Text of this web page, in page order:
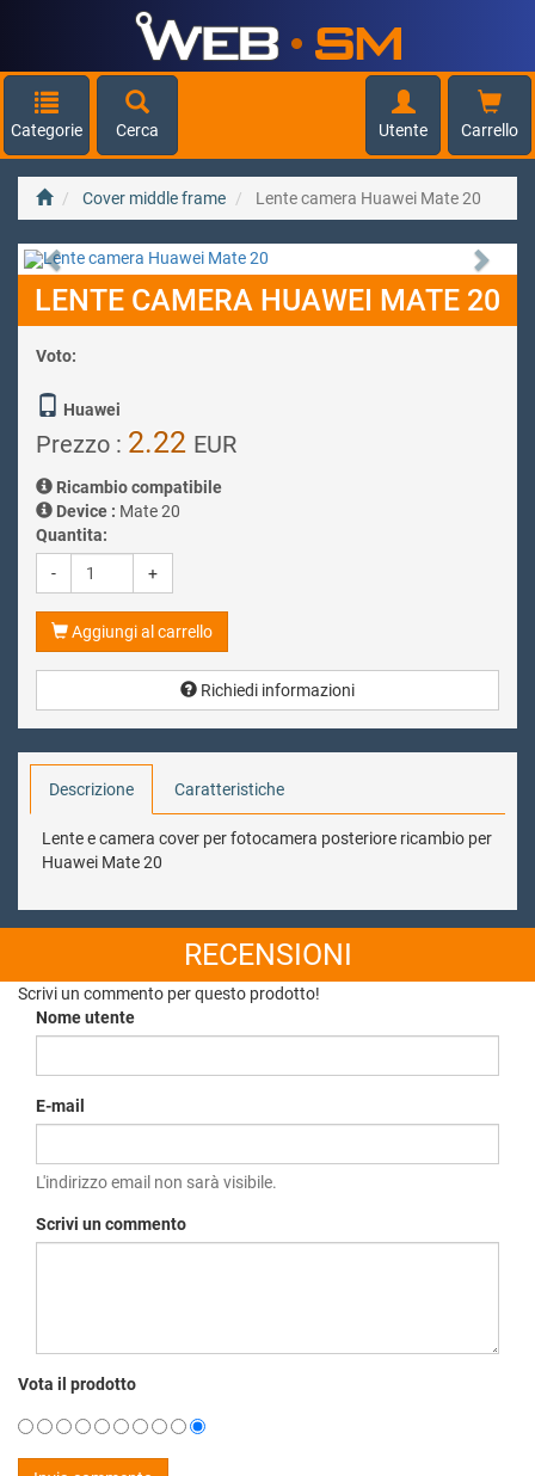
Categorie Cerca Utente Carrello
Cover middle frame Lente camera Huawei Mate 20
Previous Next
LENTE CAMERA HUAWEI MATE 20
Voto:
Huawei
Prezzo : 2.22 EUR
Ricambio compatibile
Device : Mate 20
Quantita:
-
+
Aggiungi al carrello
Richiedi informazioni
Descrizione Caratteristiche
Lente e camera cover per fotocamera posteriore ricambio per
Huawei Mate 20
RECENSIONI
Scrivi un commento per questo prodotto!
Nome utente
E-mail
L'indirizzo email non sarà visibile.
Scrivi un commento
Vota il prodotto